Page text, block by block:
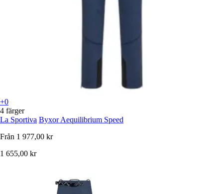
+0
4 färger
La Sportiva Byxor Aequilibrium Speed
Från 1 977,00 kr
1 655,00 kr